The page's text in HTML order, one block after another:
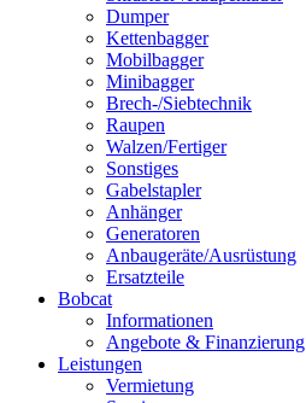
Dumper
Kettenbagger
Mobilbagger
Minibagger
Brech-/Siebtechnik
Raupen
Walzen/Fertiger
Sonstiges
Gabelstapler
Anhänger
Generatoren
Anbaugeräte/Ausrüstung
Ersatzteile
Bobcat
Informationen
Angebote & Finanzierung
Leistungen
Vermietung